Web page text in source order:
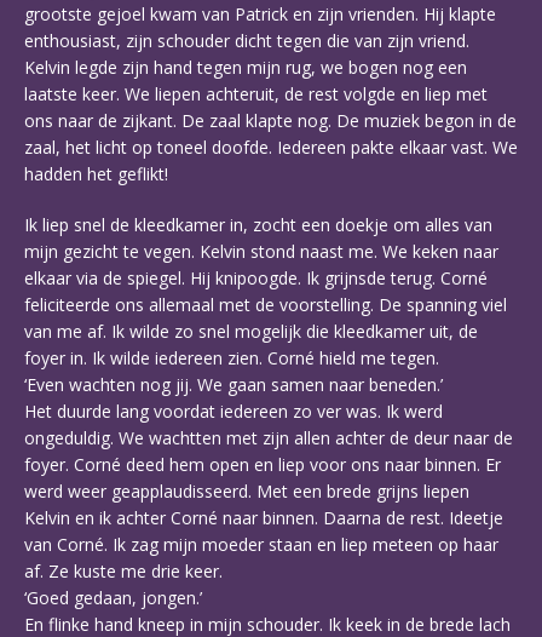
grootste gejoel kwam van Patrick en zijn vrienden. Hij klapte
enthousiast, zijn schouder dicht tegen die van zijn vriend.
Kelvin legde zijn hand tegen mijn rug, we bogen nog een
laatste keer. We liepen achteruit, de rest volgde en liep met
ons naar de zijkant. De zaal klapte nog. De muziek begon in de
zaal, het licht op toneel doofde. Iedereen pakte elkaar vast. We
hadden het geflikt!
Ik liep snel de kleedkamer in, zocht een doekje om alles van
mijn gezicht te vegen. Kelvin stond naast me. We keken naar
elkaar via de spiegel. Hij knipoogde. Ik grijnsde terug. Corné
feliciteerde ons allemaal met de voorstelling. De spanning viel
van me af. Ik wilde zo snel mogelijk die kleedkamer uit, de
foyer in. Ik wilde iedereen zien. Corné hield me tegen.
‘Even wachten nog jij. We gaan samen naar beneden.’
Het duurde lang voordat iedereen zo ver was. Ik werd
ongeduldig. We wachtten met zijn allen achter de deur naar de
foyer. Corné deed hem open en liep voor ons naar binnen. Er
werd weer geapplaudisseerd. Met een brede grijns liepen
Kelvin en ik achter Corné naar binnen. Daarna de rest. Ideetje
van Corné. Ik zag mijn moeder staan en liep meteen op haar
af. Ze kuste me drie keer.
‘Goed gedaan, jongen.’
En flinke hand kneep in mijn schouder. Ik keek in de brede lach